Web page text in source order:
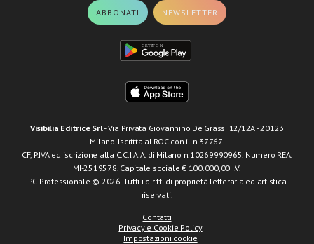
ABBONATI NEWSLETTER
Visibilia Editrice Srl- Via Privata Giovannino De Grassi 12/12A - 20123
Milano. Iscritta al ROC con il n.37767.
CF, P.IVA ed iscrizione alla C.C.I.A.A. di Milano n.10269990965. Numero REA:
MI-2519578. Capitale sociale € 100.000,00 I.V.
PC Professionale © 2026. Tutti i diritti di proprietà letteraria ed artistica
riservati.
Contatti
Privacy e Cookie Policy
Impostazioni cookie